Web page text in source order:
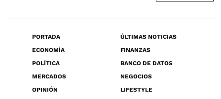
PORTADA
ÚLTIMAS NOTICIAS
ECONOMÍA
FINANZAS
POLÍTICA
BANCO DE DATOS
MERCADOS
NEGOCIOS
OPINIÓN
LIFESTYLE